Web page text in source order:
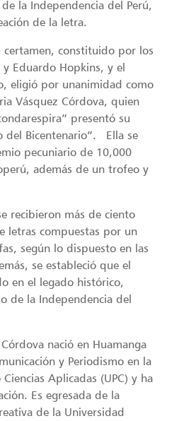
la Independencia del Perú,
de la letra.
constituido por los
Eduardo Hopkins, y el
eligió por unanimidad como
Vásquez Córdova, quien
presentó su
del Bicentenario”. Ella se
pecuniario de 10,000
además de un trofeo y
recibieron más de ciento
letras compuestas por un
según lo dispuesto en las
se estableció que el
en el legado histórico,
de la Independencia del
nació en Huamanga
y Periodismo en la
Aplicadas (UPC) y ha
Es egresada de la
de la Universidad